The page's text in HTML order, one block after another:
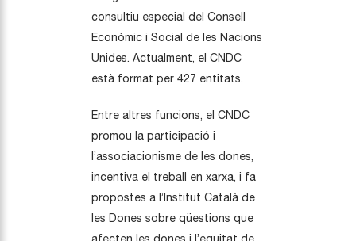
consultiu especial del Consell
Econòmic i Social de les Nacions
Unides. Actualment, el CNDC
està format per 427 entitats.
Entre altres funcions, el CNDC
promou la participació i
l’associacionisme de les dones,
incentiva el treball en xarxa, i fa
propostes a l’Institut Català de
les Dones sobre qüestions que
afecten les dones i l’equitat de